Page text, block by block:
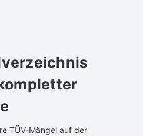
TÜV-Mängel auf der